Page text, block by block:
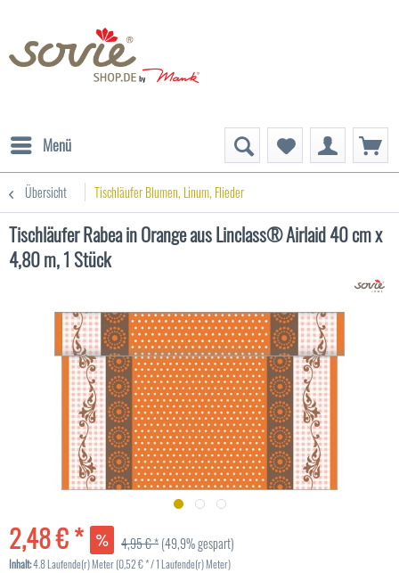
Menü
Übersicht Tischläufer Blumen, Linum, Flieder
Tischläufer Rabea in Orange aus Linclass® Airlaid 40 cm x
4,80 m, 1 Stück
2,48 € * 4,95 € *(49,9% gespart)
Inhalt:4.8 Laufende(r) Meter (0,52 € * / 1 Laufende(r) Meter)